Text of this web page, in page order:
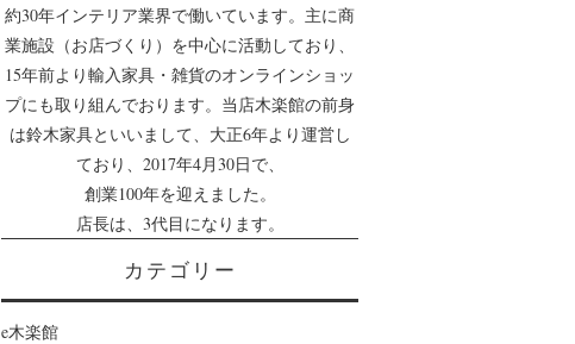
約30年インテリア業界で働いています。主に商
業施設（お店づくり）を中心に活動しており、
15年前より輸入家具・雑貨のオンラインショッ
プにも取り組んでおります。当店木楽館の前身
は鈴木家具といいまして、大正6年より運営し
ており、2017年4月30日で、
創業100年を迎えました。
店長は、3代目になります。
カテゴリー
e木楽館